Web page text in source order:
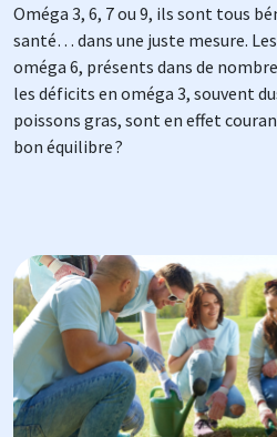
Oméga 3, 6, 7 ou 9, ils sont tous
santé… dans une juste mesure.
oméga 6, présents dans de
les déficits en oméga 3, souvent
poissons gras, sont en effet
bon équilibre ?
Image